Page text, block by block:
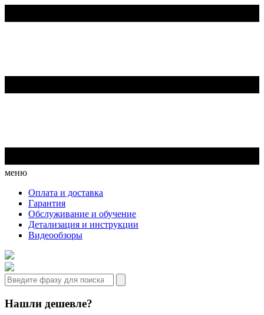
меню
Оплата и доставка
Гарантия
Обслуживание и обучение
Детализация и инструкции
Видеообзоры
Нашли дешевле?